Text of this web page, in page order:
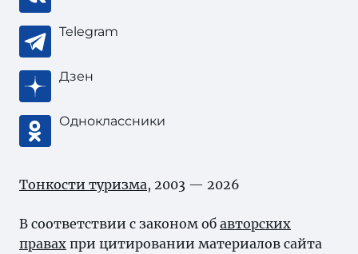
Telegram
Дзен
Одноклассники
Тонкости туризма, 2003 — 2026
В соответствии с законом об авторских
правах при цитировании материалов сайта